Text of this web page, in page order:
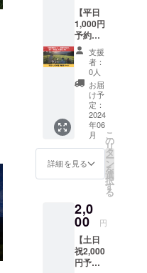
づくりをメ
イン事業と
している。
新規事業開
発や商品企
画、イベン
行ってお
り、運営す
Podcast「農
ジオ」では
農業×OOを
テーマに
様々な新し
い視点やビ
【平日
1,000円
予約チ
ケッ
ト】 ク
ラウド
ファン
ディン
グ限定
で『先
行予約
チケッ
ト』を
販売し
ます！
１日１
のキャ
ンプ場
となる
ため、
この
「先行
支援
者：
0人
お届
け予
定：
2024
年06
月
詳細を見る
こ
の
リ
タ
ー
ン
を
選
択
す
る
2,0
00 円
【土日
祝2,000
円予約